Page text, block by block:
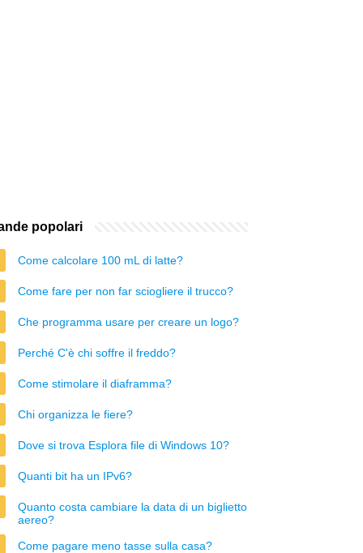
popolari
Come calcolare 100 mL di latte?
Come fare per non far sciogliere il trucco?
Che programma usare per creare un logo?
Perché C'è chi soffre il freddo?
Come stimolare il diaframma?
Chi organizza le fiere?
Dove si trova Esplora file di Windows 10?
Quanti bit ha un IPv6?
Quanto costa cambiare la data di un biglietto
aereo?
Come pagare meno tasse sulla casa?